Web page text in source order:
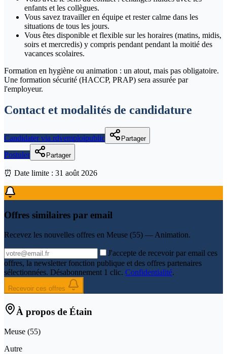
enfants et les collègues.
Vous savez travailler en équipe et rester calme dans les
situations de tous les jours.
Vous êtes disponible et flexible sur les horaires (matins, midis,
soirs et mercredis) y compris pendant pendant la moitié des
vacances scolaires.
Formation en hygiène ou animation : un atout, mais pas obligatoire.
Une formation sécurité (HACCP, PRAP) sera assurée par
l'employeur.
Contact et modalités de candidature
Candidater via rdvemploipublic Partager
Postuler Partager
⏰ Date limite : 31 août 2026
Offres similaires par email
Recevez les nouvelles offres en Meuse (55) — Animation.
J'accepte de recevoir par email ces
offres, la newsletter fonction publique et des offres partenaires
sélectionnées. Désabonnement 1 clic. Confidentialité.
Recevoir ces offres
À propos de Étain
Meuse (55)
Autre